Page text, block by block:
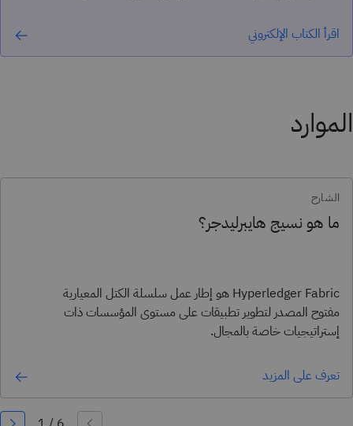
اقرأ الكتاب الإلكتروني
الموارد
الشارح
ما هو نسيج هايبرليدجر؟
Hyperledger Fabric هو إطار عمل سلسلة الكتل المعيارية
مفتوح المصدر لتطوير تطبيقات على مستوى المؤسسات ذات
إستراتيجيات خاصة بالمجال.
تعرف على المزيد